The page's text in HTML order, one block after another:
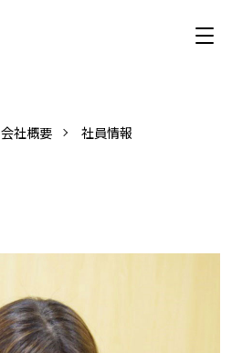
会社概要
社員情報